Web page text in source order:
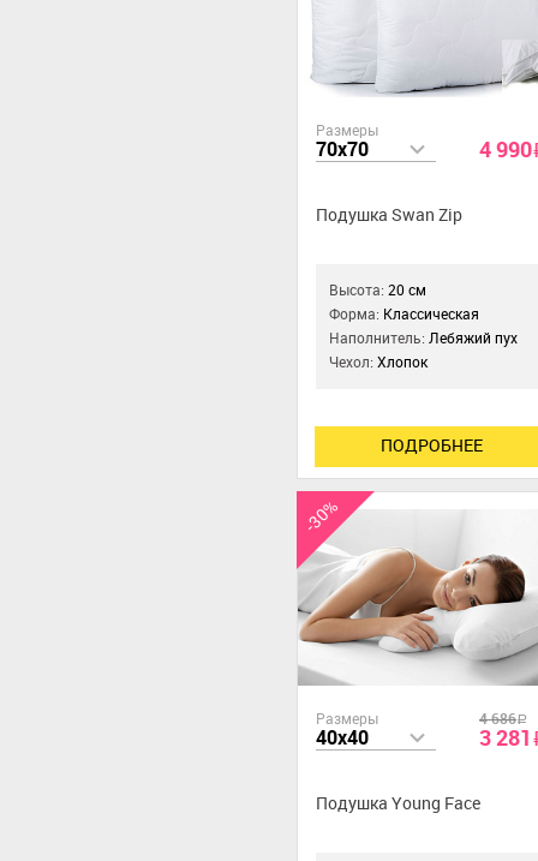
Размеры
70x70 4 990
Подушка Swan Zip
Высота:20 см
Форма: Классическая
Наполнитель:Лебяжий пух
Чехол:Хлопок
ПОДРОБНЕЕ
-30%
Размеры
40x40
4 686a
3 281
Подушка Young Face